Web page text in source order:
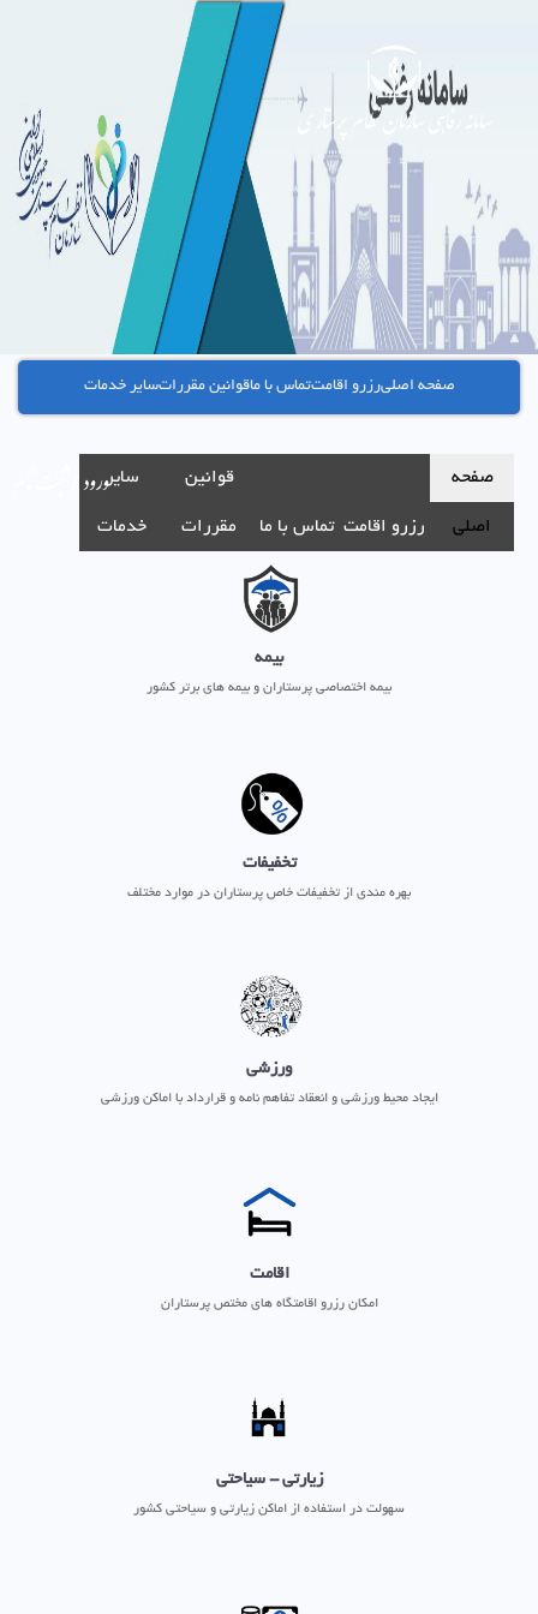
سامانه رفاهی سازمان نظام پرستاری
صفحه
اصلی رزرو اقامت تماس با ما
قوانین
مقررات
سایر
خدمات
ورود / ثبت نام
صفحه اصلیرزرو اقامتتماس با ماقوانین مقرراتسایر خدمات
بیمه
بیمه اختصاصی پرستاران و بیمه های برتر کشور
تخفیفات
بهره مندی از تخفیفات خاص پرستاران در موارد مختلف
ورزشی
ایجاد محیط ورزشی و انعقاد تفاهم نامه و قرارداد با اماکن ورزشی
اقامت
امکان رزرو اقامتگاه های مختص پرستاران
زیارتی - سیاحتی
سهولت در استفاده از اماکن زیارتی و سیاحتی کشور